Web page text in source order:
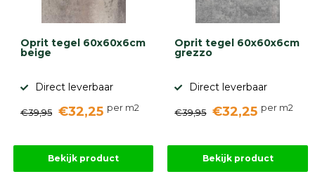
Oprit tegel 60x60x6cm
beige
Direct leverbaar
€39,95 €32,25 per m2
Bekijk product
Oprit tegel 60x60x6cm
grezzo
Direct leverbaar
€39,95 €32,25 per m2
Bekijk product